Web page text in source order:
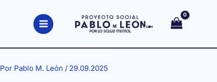
contenido
Por Pablo M. León / 29.09.2025